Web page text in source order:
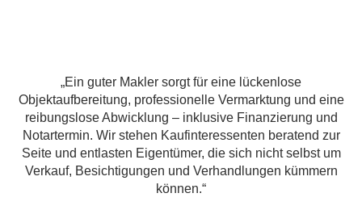
„Ein guter Makler sorgt für eine lückenlose
Objektaufbereitung, professionelle Vermarktung und eine
reibungslose Abwicklung – inklusive Finanzierung und
Notartermin. Wir stehen Kaufinteressenten beratend zur
Seite und entlasten Eigentümer, die sich nicht selbst um
Verkauf, Besichtigungen und Verhandlungen kümmern
können.“